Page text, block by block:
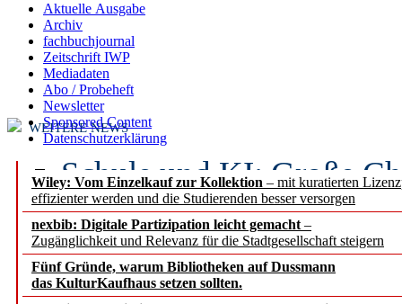
Aktuelle Ausgabe
Archiv
fachbuchjournal
Zeitschrift IWP
Mediadaten
Abo / Probeheft
Newsletter
Sponsored Content
Datenschutzerklärung
Wiley: Vom Einzelkauf zur Kollektion – mit kuratierten
effizienter werden und die Studierenden besser versorgen
nexbib: Digitale Partizipation leicht gemacht –
Zugänglichkeit und Relevanz für die Stadtgesellschaft steigern
Fünf Gründe, warum Bibliotheken auf Dussmann
das KulturKaufhaus setzen sollten.
WEITERE NEWS
Schule und KI: Große
Voraussetzungen
Erfolgreiches erstes
Segment Research –